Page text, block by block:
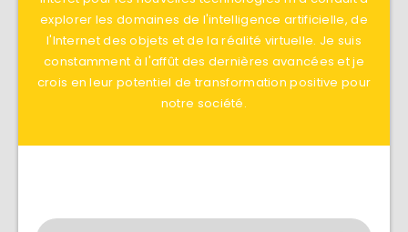
explorer les domaines de l'intelligence artificielle, de
l'Internet des objets et de la réalité virtuelle. Je suis
constamment à l'affût des dernières avancées et je
crois en leur potentiel de transformation positive pour
notre société.